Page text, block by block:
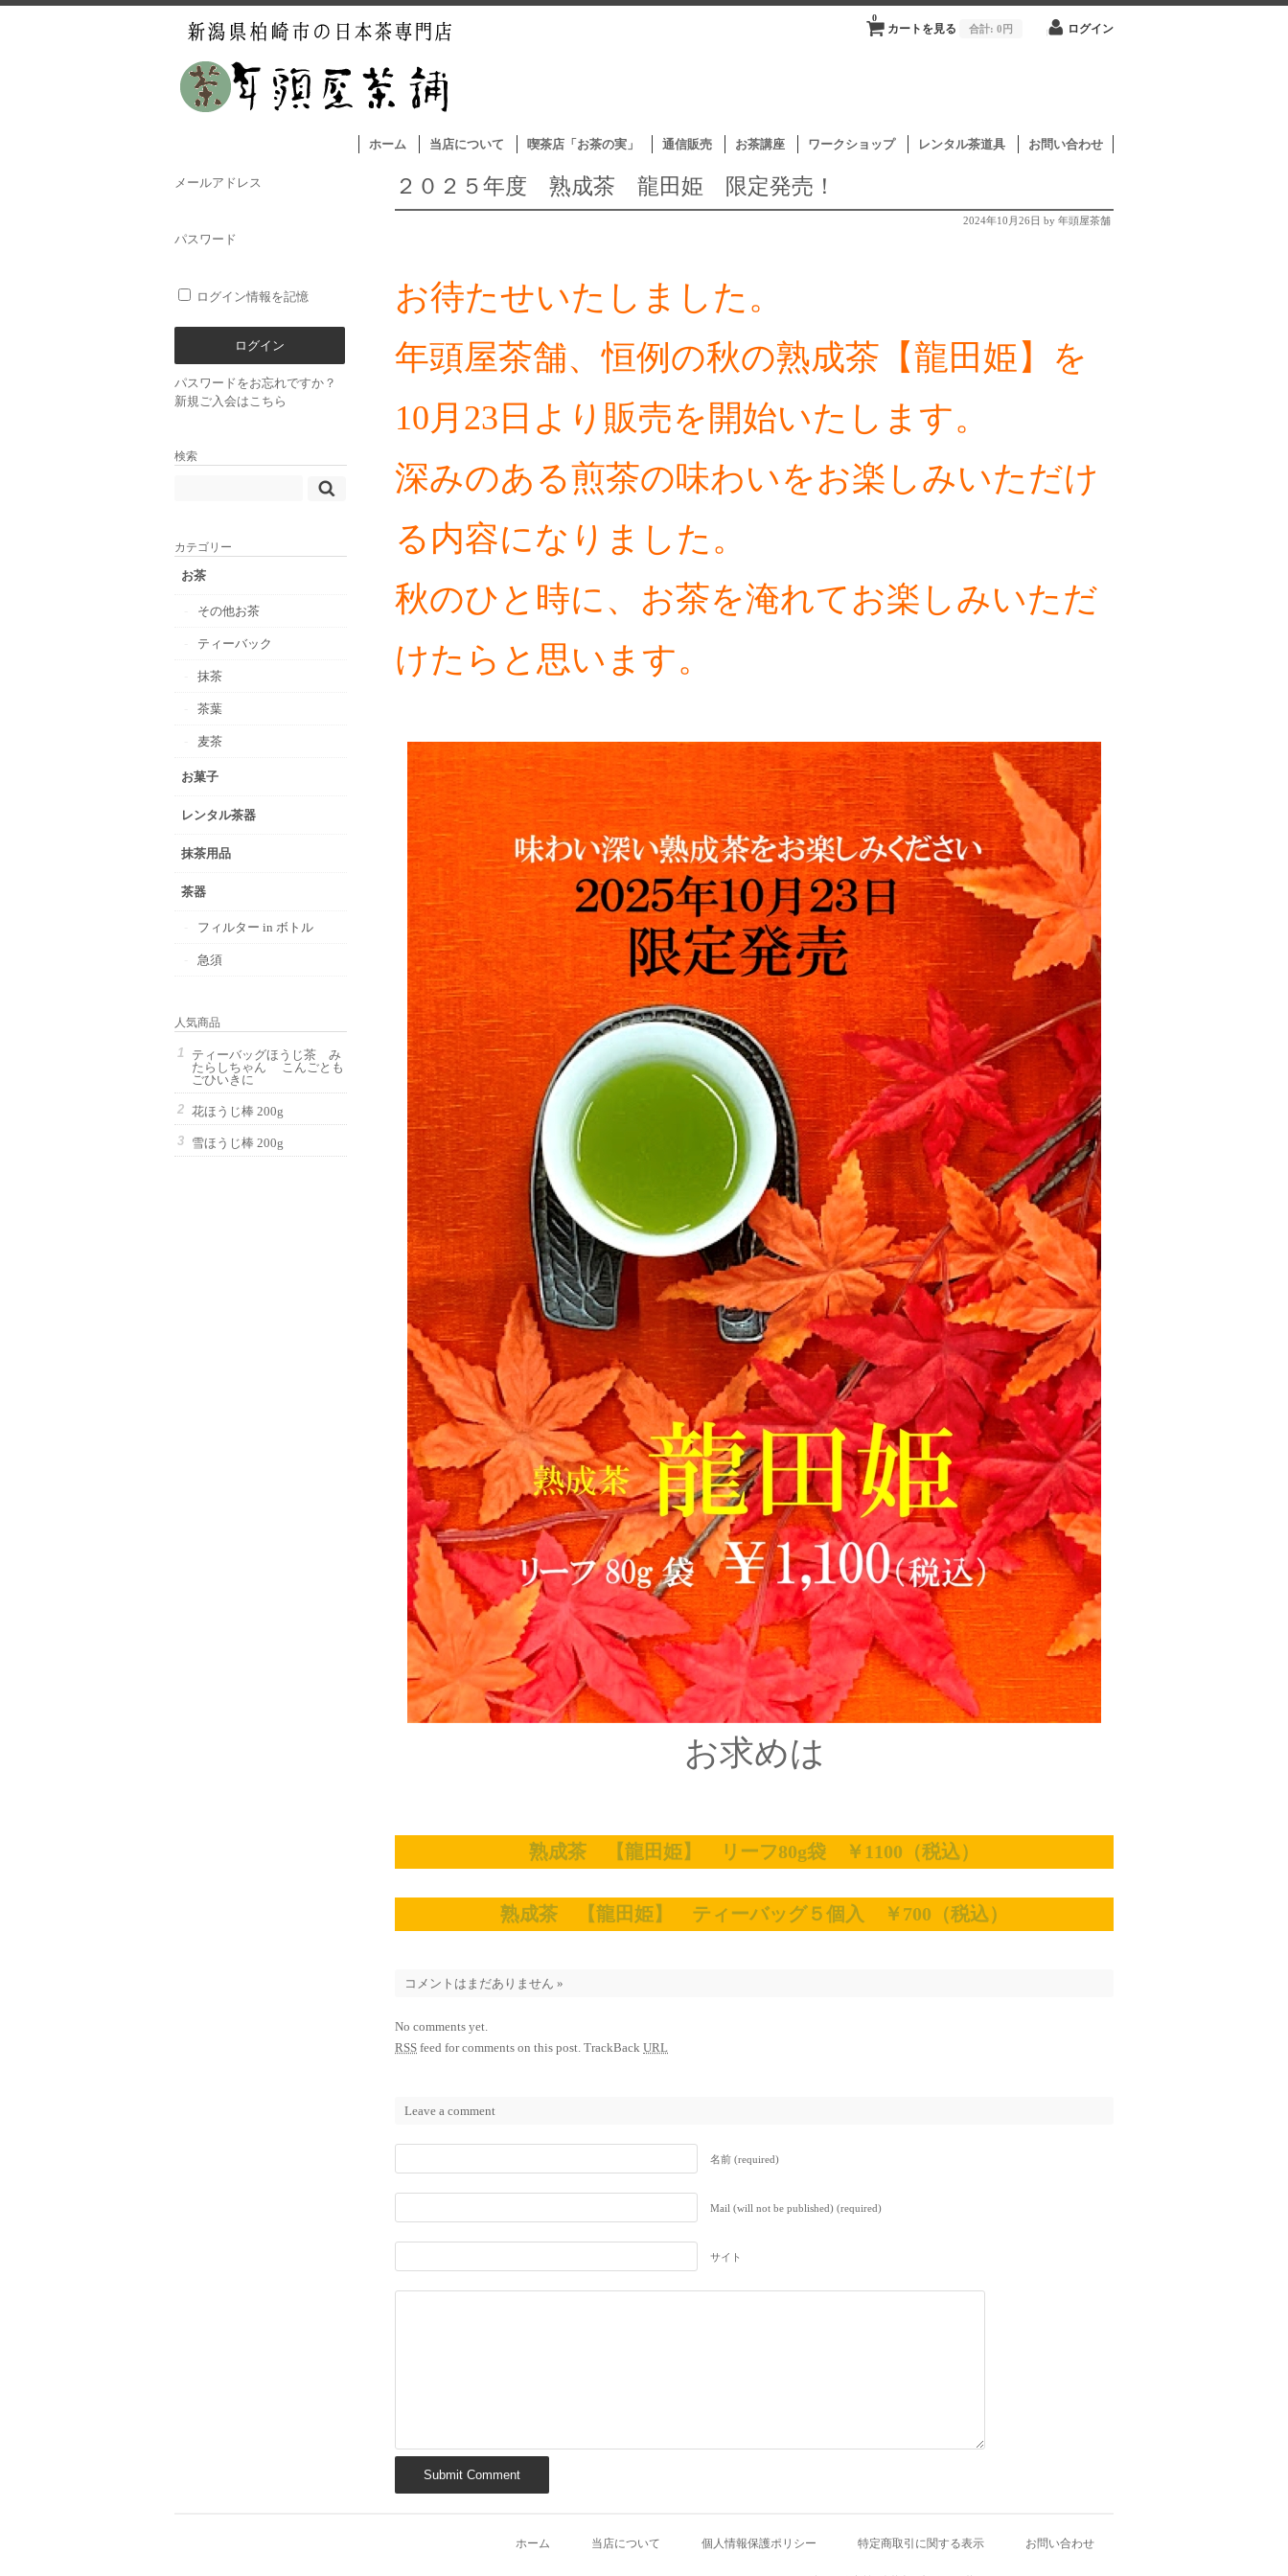
カートを見る
0
合計: 0円 ログイン
ホーム 当店について 喫茶店「お茶の実」 通信販売 お茶講座 ワークショップ レンタル茶道具 お問い合わせ
２０２５年度 熟成茶 龍田姫 限定発売！
2024年10月26日 by 年頭屋茶舗
お待たせいたしました。
年頭屋茶舗、恒例の秋の熟成茶【龍田姫】を
10月23日より販売を開始いたします。
深みのある煎茶の味わいをお楽しみいただけ
る内容になりました。
秋のひと時に、お茶を淹れてお楽しみいただ
けたらと思います。
お求めは
熟成茶 【龍田姫】 リーフ80g袋 ￥1100（税込）
熟成茶 【龍田姫】 ティーバッグ５個入 ￥700（税込）
コメントはまだありません »
No comments yet.
RSS feed for comments on this post. TrackBack URL
Leave a comment
名前 (required)
Mail (will not be published) (required)
サイト
メールアドレス
パスワード
ログイン情報を記憶
パスワードをお忘れですか？
新規ご入会はこちら
検索
カテゴリー
お茶
その他お茶
ティーバック
抹茶
茶葉
麦茶
お菓子
レンタル茶器
抹茶用品
茶器
フィルター in ボトル
急須
人気商品
ティーバッグほうじ茶 み
たらしちゃん こんごとも
ごひいきに
花ほうじ棒 200g
雪ほうじ棒 200g
ホーム 当店について 個人情報保護ポリシー 特定商取引に関する表示 お問い合わせ